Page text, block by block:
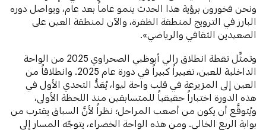
ونحن فخورون برؤية هذا الحدث ينمو عاماً بعد عام، ويواصل دوره
البارز في الترويج لمنطقة الظفرة، والآن لمنطقة العين على
الصعيدين الثقافي والرياضي».
وتمثِّل نقطة انطلاق رالي أبوظبي الصحراوي 2025 من الواحة
الداخلية للعين، تغييراً كبيراً في دورة عام 2025. وانطلاقاً من
العين إلى المزيرعة في قلب واحة ليوا، يُعَدُّ التحدي الأول في
هذه الدورة اختباراً حقيقياً للمتسابقين منذ اللحظة الأولى،
ويُتوقَّع أن يكون من أصعب المراحل؛ نظراً لأنَّ السباق يقترب من
بوابة الربع الخالي. ومن هذه الواحة الخضراء، يتوجّه المسار إلى